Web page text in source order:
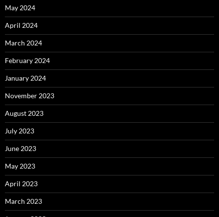
May 2024
April 2024
March 2024
February 2024
January 2024
November 2023
August 2023
July 2023
June 2023
May 2023
April 2023
March 2023